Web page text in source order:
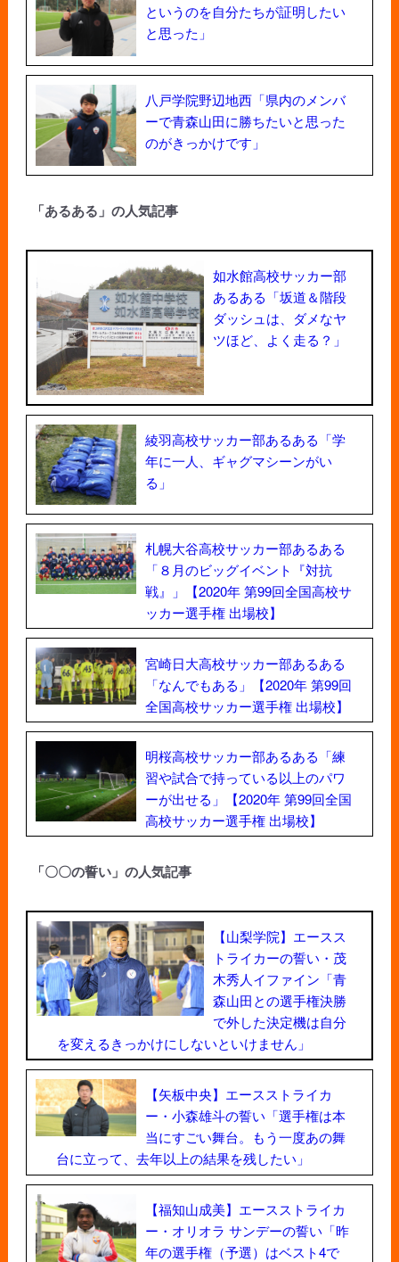
というのを自分たちが証明したい
と思った」
八戸学院野辺地西「県内のメンバ
ーで青森山田に勝ちたいと思った
のがきっかけです」
「あるある」の人気記事
如水館高校サッカー部
あるある「坂道＆階段
ダッシュは、ダメなヤ
ツほど、よく走る？」
綾羽高校サッカー部あるある「学
年に一人、ギャグマシーンがい
る」
札幌大谷高校サッカー部あるある
「８月のビッグイベント『対抗
戦』」【2020年 第99回全国高校サ
ッカー選手権 出場校】
宮崎日大高校サッカー部あるある
「なんでもある」【2020年 第99回
全国高校サッカー選手権 出場校】
明桜高校サッカー部あるある「練
習や試合で持っている以上のパワ
ーが出せる」【2020年 第99回全国
高校サッカー選手権 出場校】
「〇〇の誓い」の人気記事
【山梨学院】エースス
トライカーの誓い・茂
木秀人イファイン「青
森山田との選手権決勝
で外した決定機は自分
を変えるきっかけにしないといけません」
【矢板中央】エースストライカ
ー・小森雄斗の誓い「選手権は本
当にすごい舞台。もう一度あの舞
台に立って、去年以上の結果を残したい」
【福知山成美】エースストライカ
ー・オリオラ サンデーの誓い「昨
年の選手権（予選）はベスト4で